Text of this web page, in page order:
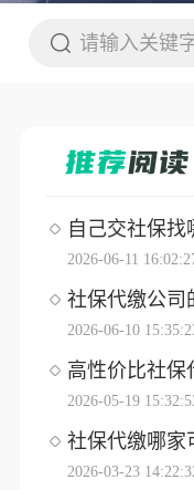
自己交社保
2026-06-11
社保代缴公司
2026-06-10
高性价比社保
2026-05-19
社保代缴哪家
2026-03-23